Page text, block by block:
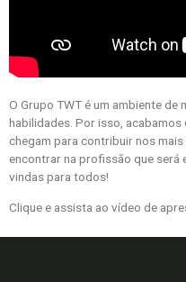
O Grupo TWT é um ambiente
habilidades. Por isso,
chegam para contribuir nos
encontrar na profissão que será
vindas para todos!
Clique e assista ao vídeo de